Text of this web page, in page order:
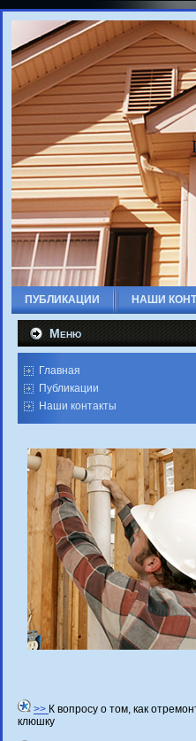
ПУБЛИКАЦИИ НАШИ
Меню
Главная
Публикации
Наши контакты
>> К вопросу о том, как
клюшку